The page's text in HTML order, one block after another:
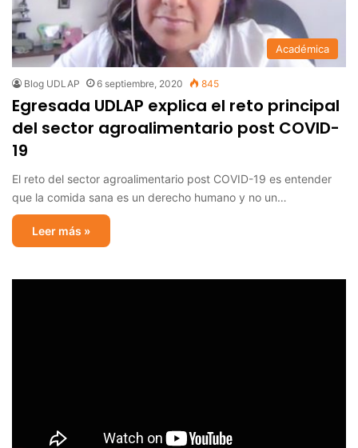
Académica
Blog UDLAP 6 septiembre, 2020 845
Egresada UDLAP explica el reto principal
del sector agroalimentario post COVID-
19
El reto del sector agroalimentario post COVID-19 es entender
que la comida sana es un derecho humano y no un…
Leer más »